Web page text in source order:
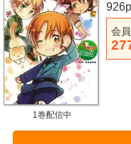
会
1巻配信中